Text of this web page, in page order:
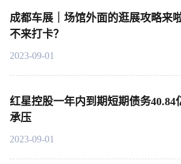
成都车展｜场馆外面的逛展攻略来
不来打卡？
2023-09-01
红星控股一年内到期短期债务40.84
承压
2023-09-01